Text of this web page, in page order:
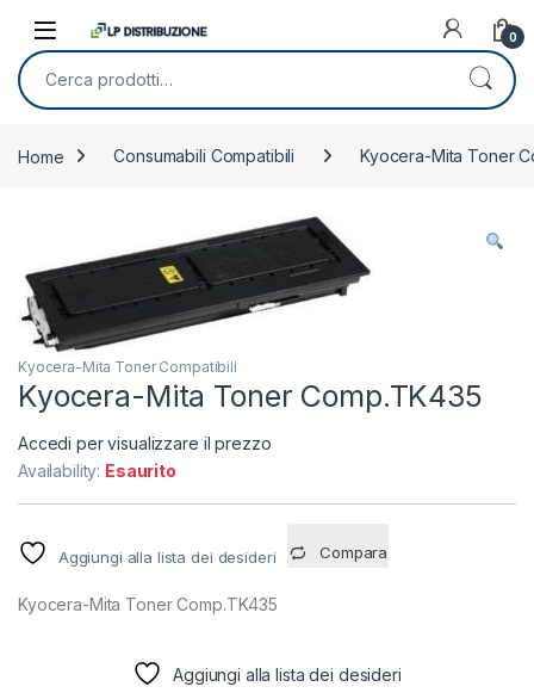
0
Cerca:
Home Consumabili Compatibili Kyocera-Mita Toner
Kyocera-Mita Toner Compatibili
Kyocera-Mita Toner Comp.TK435
Accedi per visualizzare il prezzo
Availability: Esaurito
Aggiungi alla lista dei desideri Compara
Kyocera-Mita Toner Comp.TK435
Aggiungi alla lista dei desideri